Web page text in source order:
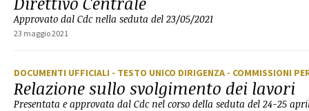
Approvato dal Cdc nella seduta del 23/05/2021
23 maggio 2021
DOCUMENTI UFFICIALI - TESTO UNICO DIRIGENZA - COMMISSIONI
Relazione sullo svolgimento dei lavori
Presentata e approvata dal Cdc nel corso della seduta del 24-25